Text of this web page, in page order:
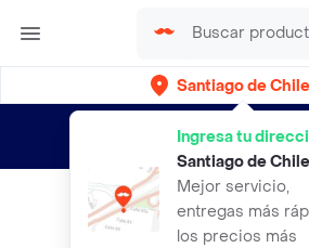
Santiago de Chile
Ingresa tu
Santiago de Chile
Mejor servicio,
entregas más
los precios más
envíos gratis por semanas